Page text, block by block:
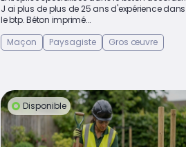
J ai plus de plus de 25 ans d'expérience dans
le btp. Béton imprimé...
Maçon
Paysagiste Gros œuvre
Disponible